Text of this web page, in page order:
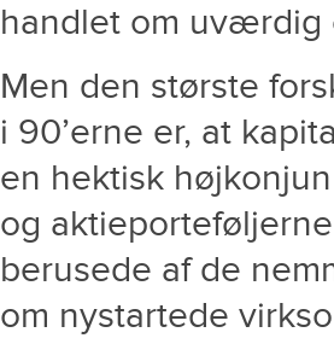
handlet om uværdig
Men den største
i 90’erne er, at
en hektisk
og
berusede af de
om nystartede